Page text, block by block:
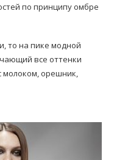
по принципу омбре
то на пике модной
все оттенки
молоком, орешник,